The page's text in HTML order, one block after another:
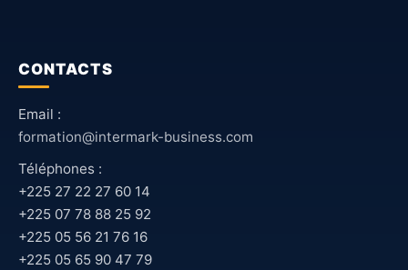
CONTACTS
Email :
formation@intermark-business.com
Téléphones :
+225 27 22 27 60 14
+225 07 78 88 25 92
+225 05 56 21 76 16
+225 05 65 90 47 79